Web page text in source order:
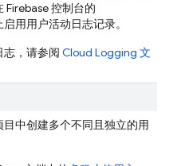
Firebase控制台的
用用户活动日志记录。
，请参阅 Cloud Logging 文
中创建多个不同且独立的用